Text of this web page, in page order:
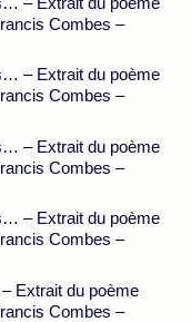
Combes –
– Extrait du poème
Combes –
– Extrait du poème
Combes –
– Extrait du poème
Combes –
Extrait du poème
Combes –